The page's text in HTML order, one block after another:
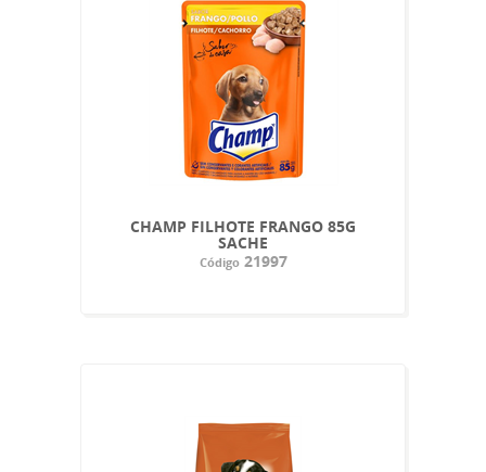
CHAMP FILHOTE FRANGO 85G
SACHE
Código21997